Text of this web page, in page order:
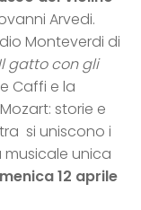
Arvedi.
Monteverdi di
gatto con gli
Caffi e la
storie e
si uniscono i
musicale unica
12 aprile